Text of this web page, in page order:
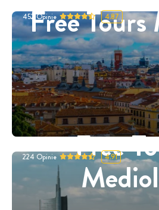
Free
452 Opinie 4.87
Free
224 Opinie 4.91